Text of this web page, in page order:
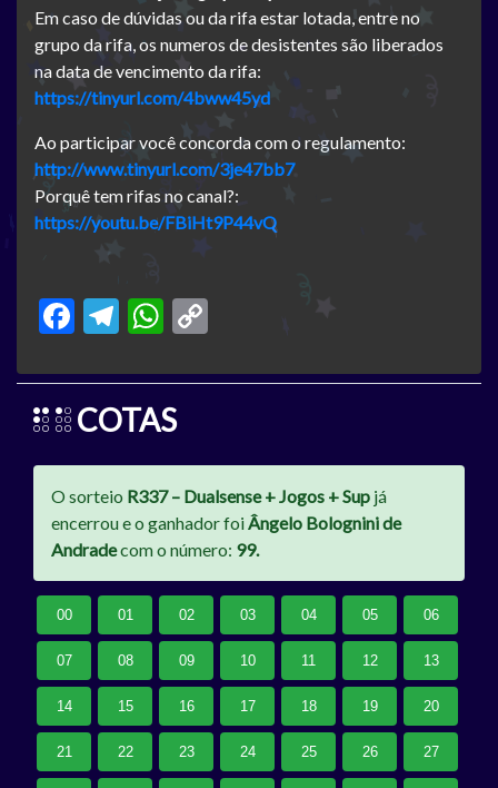
Em caso de dúvidas ou da rifa estar lotada, entre no
grupo da rifa, os numeros de desistentes são liberados
na data de vencimento da rifa:
https://tinyurl.com/4bww45yd
Ao participar você concorda com o regulamento:
http://www.tinyurl.com/3je47bb7
Porquê tem rifas no canal?:
https://youtu.be/FBiHt9P44vQ
Facebook
Telegram
WhatsApp
COTAS
O sorteio R337 – Dualsense + Jogos + Sup já
encerrou e o ganhador foiÂngelo Bolognini de
Andradecom o número: 99.
00 01 02 03 04 05 06
07 08 09 10 11 12 13
14 15 16 17 18 19 20
21 22 23 24 25 26 27